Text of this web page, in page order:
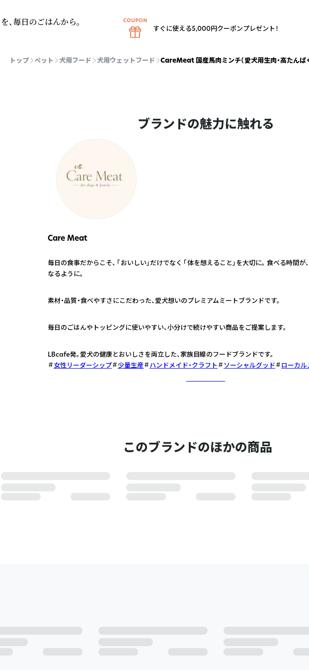
、毎日のごはんから。
トップ ペット 犬用フード 犬用ウェットフード CareMeat 国産馬肉ミンチ（愛犬用生肉・高たんぱ
ブランドの魅力に触れる
Care Meat
毎日の食事だからこそ、 「おいしい」だけでなく 「体を想えること」を大切に。 食べる時間
なるように。
素材・品質・食べやすさにこだわった、愛犬想いのプレミアムミートブランドです。
毎日のごはんやトッピングに使いやすい、小分けで続けやすい商品をご提案します。
LBcafe発。愛犬の健康とおいしさを両立した、家族目線のフードブランドです。
女性リーダーシップ
少量生産 ハンドメイド・クラフト ソーシャルグッド
ローカル
このブランドのほかの商品
すぐに使える5,000円クーポンプレゼント！